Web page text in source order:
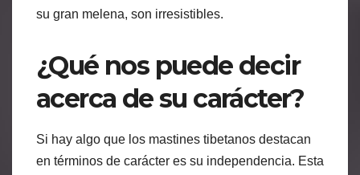
su gran melena, son irresistibles.
¿Qué nos puede decir
acerca de su carácter?
Si hay algo que los mastines tibetanos destacan
en términos de carácter es su independencia. Esta